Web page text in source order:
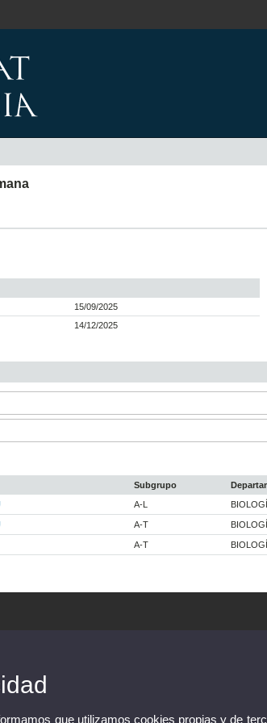
15/09/2025
14/12/2025
Subgrupo
A-L
A-T
A-T
que utilizamos cookies propias y de